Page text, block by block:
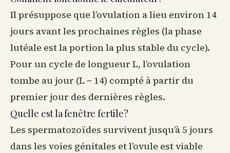
Il présuppose que l’ovulation a lieu environ 14
jours avant les prochaines règles (la phase
lutéale est la portion la plus stable du cycle).
Pour un cycle de longueur L, l’ovulation
tombe au jour (L − 14) compté à partir du
premier jour des dernières règles.
Quelle est la fenêtre fertile?
Les spermatozoïdes survivent jusqu’à 5 jours
dans les voies génitales et l’ovule est viable